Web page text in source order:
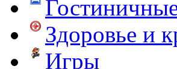
Здоровье и
Игры